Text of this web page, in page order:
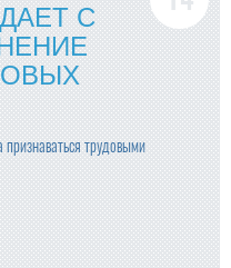
С
трудовыми